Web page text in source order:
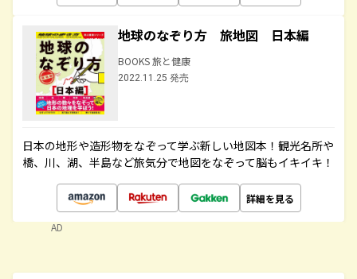
地球のなぞり方 旅地図 日本編
BOOKS 旅と健康
2022.11.25 発売
日本の地形や造形物をなぞって学ぶ新しい地図本！観光名所や
橋、川、湖、半島など旅気分で地図をなぞって脳もイキイキ！
詳細を見る
AD